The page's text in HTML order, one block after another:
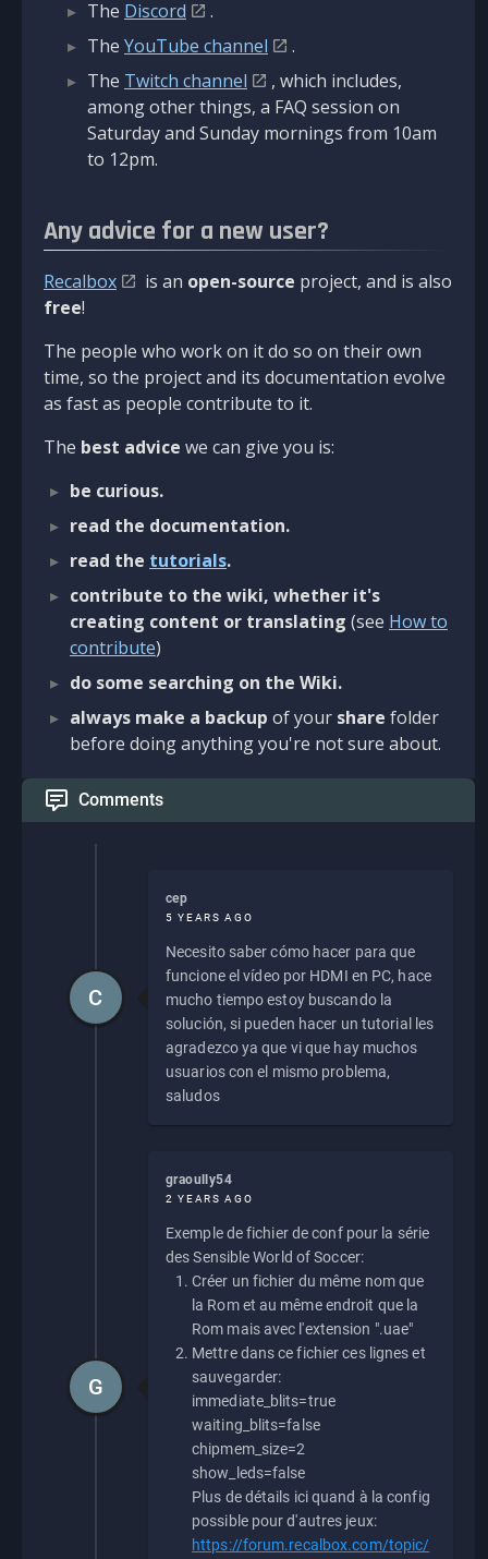
The Discord
.
The YouTube channel
.
The Twitch channel
, which includes,
among other things, a FAQ session on
Saturday and Sunday mornings from 10am
to 12pm.
Any advice for a new user?
Recalbox is an open-source project, and is also
free!
The people who work on it do so on their own
time, so the project and its documentation evolve
as fast as people contribute to it.
The best advice we can give you is:
be curious.
read the documentation.
read the tutorials.
contribute to the wiki, whether it's
creating content or translating (see How to
contribute)
do some searching on the Wiki.
always make a backup of your share folder
before doing anything you're not sure about.
Comments
cep
5 YEARS AGO
Necesito saber cómo hacer para que
funcione el vídeo por HDMI en PC, hace
mucho tiempo estoy buscando la
solución, si pueden hacer un tutorial les
agradezco ya que vi que hay muchos
usuarios con el mismo problema,
saludos
C
graoully54
2 YEARS AGO
Exemple de fichier de conf pour la série
des Sensible World of Soccer:
Créer un fichier du même nom que
la Rom et au même endroit que la
Rom mais avec l'extension ".uae"
Mettre dans ce fichier ces lignes et
sauvegarder:
immediate_blits=true
waiting_blits=false
chipmem_size=2
show_leds=false
Plus de détails ici quand à la config
possible pour d'autres jeux:
https://forum.recalbox.com/topic/
G